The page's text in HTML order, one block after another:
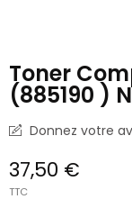
Toner
(885190 )
Donnez votre
37,50 €
TTC